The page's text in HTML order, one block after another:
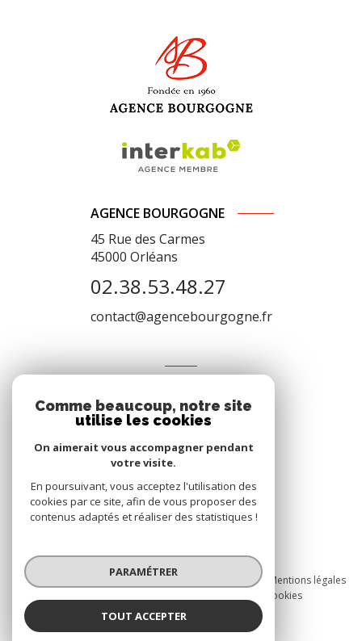
AGENCE BOURGOGNE
45 Rue des Carmes
45000 Orléans
02.38.53.48.27
contact@agencebourgogne.fr
Espace propriétaire
SE CONNECTER
© 2026 | Tous droits réservés
Nos honoraires
Nos partenaires
Mentions légales
Cookies
Réalisé par :
Comme beaucoup, notre site
utilise les cookies
On aimerait vous accompagner pendant
votre visite.
En poursuivant, vous acceptez l'utilisation des
cookies par ce site, afin de vous proposer des
contenus adaptés et réaliser des statistiques !
PARAMÉTRER
TOUT ACCEPTER